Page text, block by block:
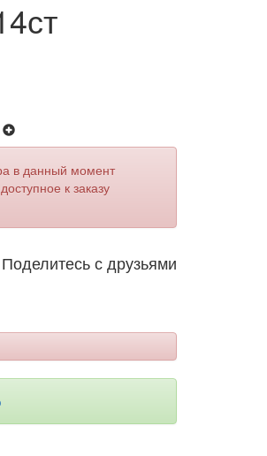
в данный момент
к заказу
Поделитесь с друзьями